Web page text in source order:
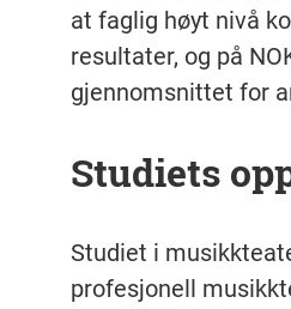
at faglig høyt nivå
resultater, og på
gjennomsnittet for
Studiets
Studiet i
profesjonell